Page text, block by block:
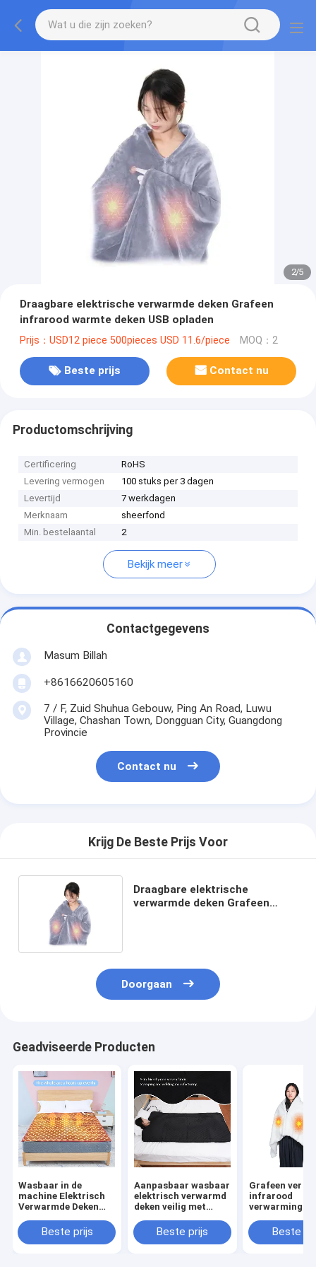
2/5
Draagbare elektrische verwarmde deken Grafeen
infrarood warmte deken USB opladen
Prijs：USD12 piece 500pieces USD 11.6/piece MOQ：2
Beste prijs Contact nu
Productomschrijving
Certificering
RoHS
Levering vermogen
100 stuks per 3 dagen
Levertijd
7 werkdagen
Merknaam
sheerfond
Min. bestelaantal
2
Bekijk meer
Contactgegevens
Masum Billah
+8616620605160
7 / F, Zuid Shuhua Gebouw, Ping An Road, Luwu
Village, Chashan Town, Dongguan City, Guangdong
Provincie
Contact nu
Krijg De Beste Prijs Voor
Draagbare elektrische
verwarmde deken Grafeen
Doorgaan
Geadviseerde Producten
Wasbaar in de
machine Elektrisch
Verwarmde Deken
Temperatuurinstellingen
En
Beste prijs
Aanpasbaar wasbaar
elektrisch verwarmd
deken veilig met
Beste prijs
Grafeen ver
infrarood
verwarming
voor
45-65C
Beste